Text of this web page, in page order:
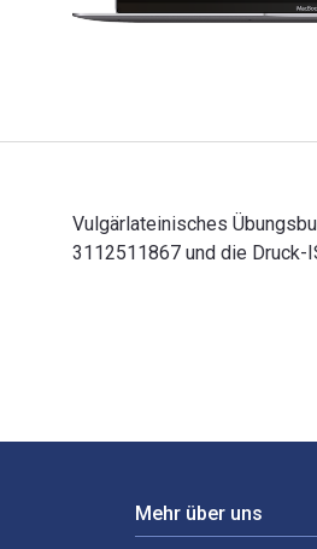
Vulgärlateinisches
3112511867 und die Druck-
Mehr über uns